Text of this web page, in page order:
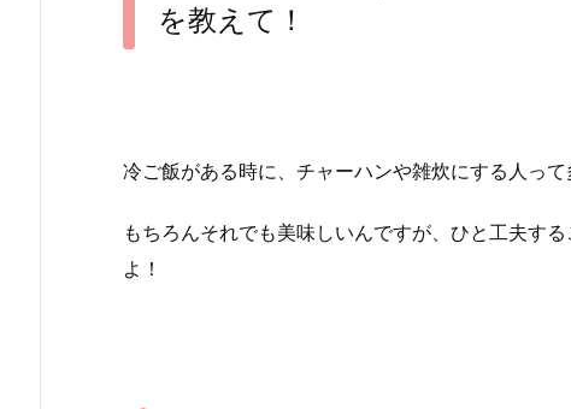
を教えて！
冷ご飯がある時に、チャーハンや雑炊にする人って
もちろんそれでも美味しいんですが、ひと工夫す
よ！